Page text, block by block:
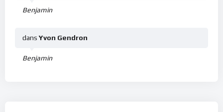
Benjamin
Benjamin
dans Yvon Gendron